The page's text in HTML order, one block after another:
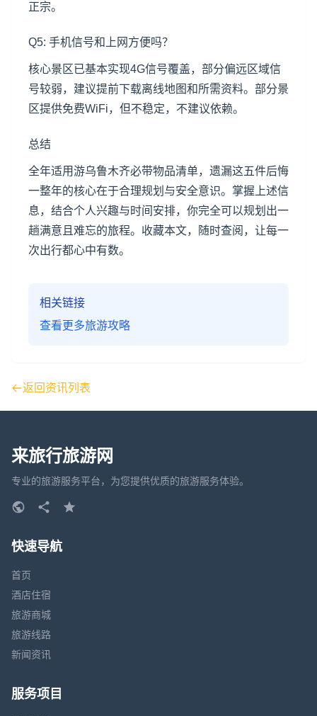
正宗。
Q5: 手机信号和上网方便吗？
核心景区已基本实现4G信号覆盖，部分偏远区域信
号较弱，建议提前下载离线地图和所需资料。部分景
区提供免费WiFi，但不稳定，不建议依赖。
总结
全年适用游乌鲁木齐必带物品清单，遗漏这五件后悔
一整年的核心在于合理规划与安全意识。掌握上述信
息，结合个人兴趣与时间安排，你完全可以规划出一
趟满意且难忘的旅程。收藏本文，随时查阅，让每一
次出行都心中有数。
相关链接
查看更多旅游攻略
返回资讯列表
来旅行旅游网
专业的旅游服务平台，为您提供优质的旅游服务体验。
快速导航
首页
酒店住宿
旅游商城
旅游线路
新闻资讯
服务项目